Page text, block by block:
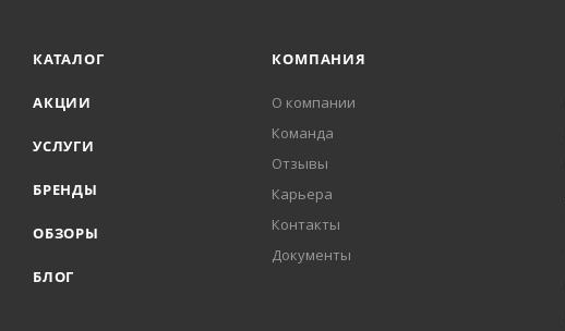
КАТАЛОГ
АКЦИИ
УСЛУГИ
БРЕНДЫ
ОБЗОРЫ
БЛОГ
КОМПАНИЯ
О компании
Команда
Отзывы
Карьера
Контакты
Документы